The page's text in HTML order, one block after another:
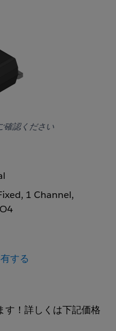
確認ください
1 Channel,
する
す！詳しくは下記価格